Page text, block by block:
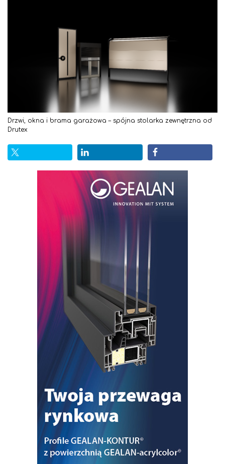
Drzwi, okna i brama garażowa – spójna stolarka zewnętrzna od
Drutex